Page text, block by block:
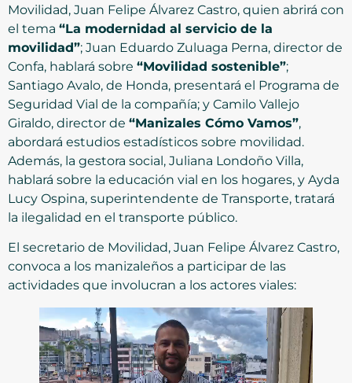
Movilidad, Juan Felipe Álvarez Castro, quien abrirá con
el tema “La modernidad al servicio de la
movilidad”; Juan Eduardo Zuluaga Perna, director de
Confa, hablará sobre “Movilidad sostenible”;
Santiago Avalo, de Honda, presentará el Programa de
Seguridad Vial de la compañía; y Camilo Vallejo
Giraldo, director de “Manizales Cómo Vamos”,
abordará estudios estadísticos sobre movilidad.
Además, la gestora social, Juliana Londoño Villa,
hablará sobre la educación vial en los hogares, y Ayda
Lucy Ospina, superintendente de Transporte, tratará
la ilegalidad en el transporte público.
El secretario de Movilidad, Juan Felipe Álvarez Castro,
convoca a los manizaleños a participar de las
actividades que involucran a los actores viales: